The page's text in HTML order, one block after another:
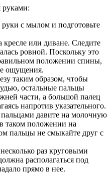
руками:
с мылом и подготовьте
или диване. Следите
ровной. Поскольку это
положении спины,
ощущения.
таким образом, чтобы
остальные пальцы
части, а большой палец
напротив указательного.
давите на молочную
таком положении на
пальцы не смыкайте друг с
раз круговыми
располагаться под
прямо в нее.